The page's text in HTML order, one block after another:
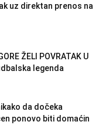
uz direktan prenos na
ŽELI POVRATAK U
legenda
da dočeka
ponovo biti domaćin